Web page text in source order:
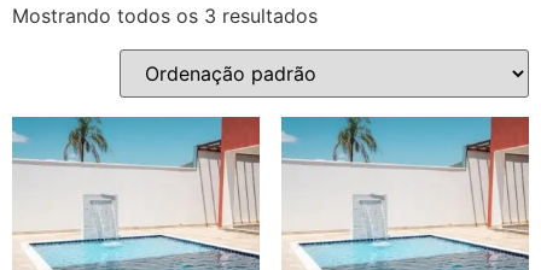
Mostrando todos os 3 resultados